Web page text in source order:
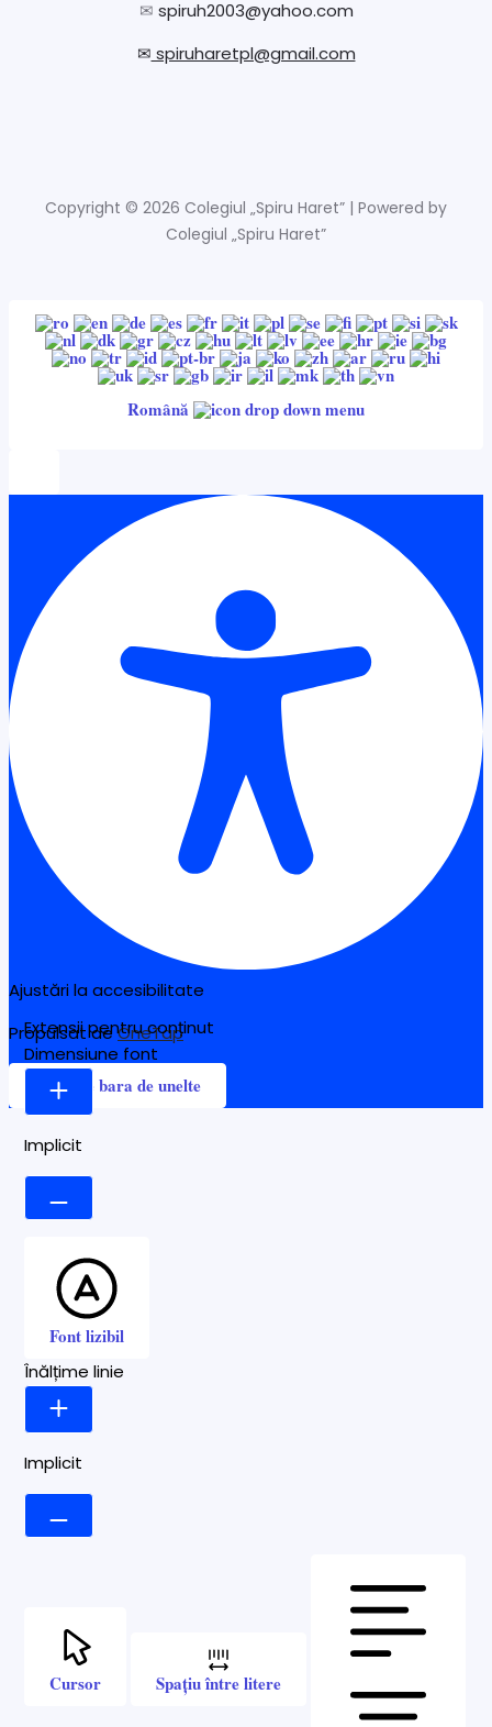
✉ spiruh2003@yahoo.com
✉ spiruharetpl@gmail.com
Copyright © 2026 Colegiul „Spiru Haret” | Powered by
Colegiul „Spiru Haret”
Română
Ajustări la accesibilitate
Propulsat deOneTap
Ascunde bara de unelte
Extensii pentru conținut
Dimensiune font
Implicit
Font lizibil
Înălțime linie
Implicit
Cursor Spațiu între litere